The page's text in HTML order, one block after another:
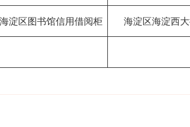
海淀区图书馆信用借阅柜 海淀区海淀西